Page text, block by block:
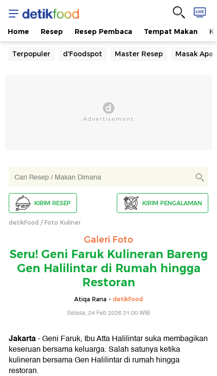
Home Resep Resep Pembaca Tempat Makan
Terpopuler d'Foodspot Master Resep Masak Apa
KIRIM RESEP KIRIM PENGALAMAN
detikFood Foto Kuliner
Galeri Foto
Seru! Geni Faruk Kulineran Bareng
Gen Halilintar di Rumah hingga
Restoran
Atiqa Rana - detikFood
Selasa, 24 Feb 2026 21:00 WIB
Jakarta- Geni Faruk, Ibu Atta Halilintar suka membagikan
keseruan bersama keluarga. Salah satunya ketika
kulineran bersama Gen Halilintar di rumah hingga
restoran.